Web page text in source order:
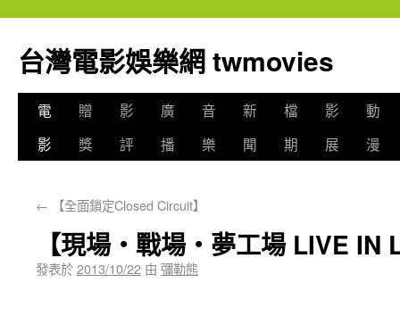
台灣電影娛樂網 twmovies
電
影
贈
獎
影
評
廣
播
音
樂
新
聞
檔
期
影
展
動
漫
← 【全面鎖定Closed Circuit】
【現場‧戰場‧夢工場 LIVE IN
發表於2013/10/22 由 彌勒熊